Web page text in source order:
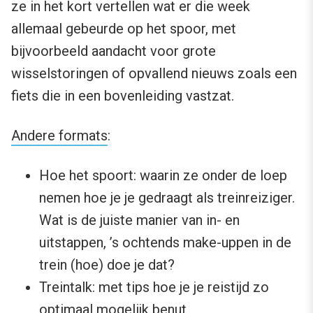
ze in het kort vertellen wat er die week
allemaal gebeurde op het spoor, met
bijvoorbeeld aandacht voor grote
wisselstoringen of opvallend nieuws zoals een
fiets die in een bovenleiding vastzat.
Andere formats:
Hoe het spoort: waarin ze onder de loep
nemen hoe je je gedraagt als treinreiziger.
Wat is de juiste manier van in- en
uitstappen, ’s ochtends make-uppen in de
trein (hoe) doe je dat?
Treintalk: met tips hoe je je reistijd zo